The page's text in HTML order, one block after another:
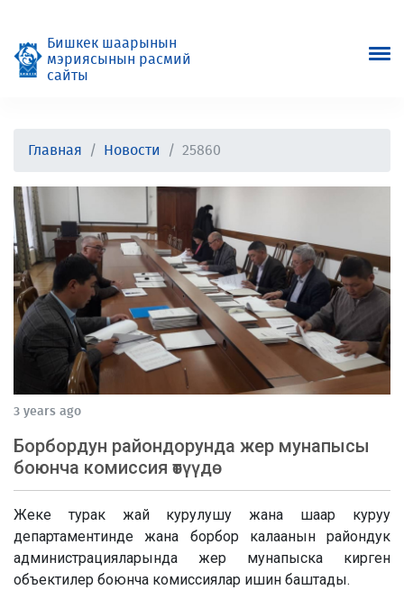
Бишкек шаарынын
мэриясынын расмий
сайты
Главная Новости 25860
3 years ago
Борбордун райондорунда жер мунапысы
боюнча комиссия өтүүдө
Жеке турак жай курулушу жана шаар куруу
департаментинде жана борбор калаанын райондук
администрацияларында жер мунапыска кирген
объектилер боюнча комиссиялар ишин баштады.